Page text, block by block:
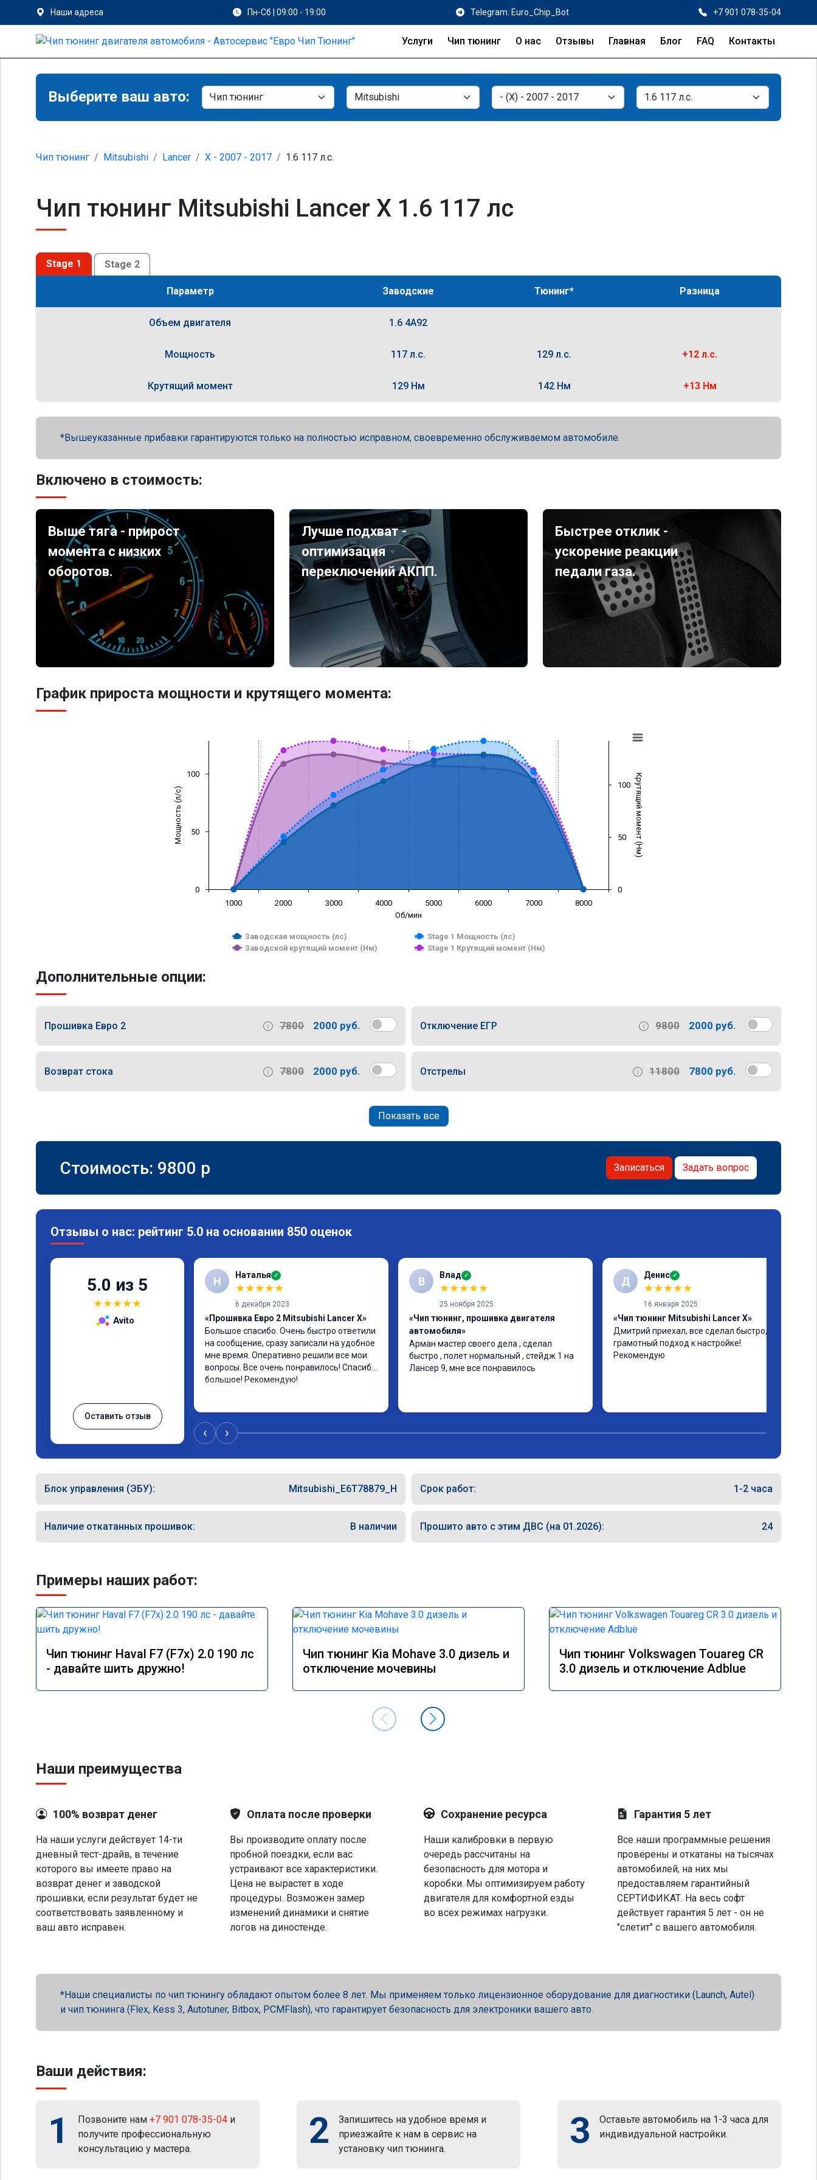
Наши адреса Пн-Сб | 09:00 - 19:00 Telegram: Euro_Chip_Bot +7 901 078-35-04
Услуги Чип тюнинг О нас Отзывы Главная Блог FAQ Контакты
Выберите ваш авто:
Чип тюнинг Mitsubishi Lancer X - 2007 - 2017 1.6 117 л.с.
Чип тюнинг Mitsubishi Lancer X 1.6 117 лс
Stage 1 Stage 2
Параметр Заводские Тюнинг* Разница
Объем двигателя 1.6 4A92
Мощность 117 л.с. 129 л.с. +12 л.с.
Крутящий момент 129 Нм 142 Нм +13 Нм
Вышеуказанные прибавки гарантируются только на полностью исправном, своевременно обслуживаемом автомобиле.
Включено в стоимость:
Выше тяга - прирост
момента с низких
оборотов.
Лучше подхват -
оптимизация
переключений АКПП.
Быстрее отклик -
ускорение реакции
педали газа.
График прироста мощности и крутящего момента:
Об/мин
Мощность (л/с) Крутящий момент (Нм)
Заводская мощность (лс)
Stage 1 Мощность (лс)
Заводской крутящий момент (Нм)
Stage 1 Крутящий момент (Нм)
1000 2000 3000 4000 5000 6000 7000 8000
0
50
100
0
50
100
Дополнительные опции:
Прошивка Евро 2 7800 2000 руб. Отключение ЕГР 9800 2000 руб.
Возврат стока 7800 2000 руб. Отстрелы 11800 7800 руб.
Показать все
Стоимость: 9800 p Записаться Задать вопрос
Отзывы о нас: рейтинг 5.0 на основании 850 оценок
5.0 из 5
★★★★★
Avito
Оставить отзыв
Н Наталья ✓
★★★★★
6 декабря 2023
«Прошивка Евро 2 Mitsubishi Lancer X»
Большое спасибо. Очень быстро ответили
на сообщение, сразу записали на удобное
мне время. Оперативно решили все мои
вопросы. Все очень понравилось! Спасибо
большое! Рекомендую!
В Влад ✓
★★★★★
25 ноября 2025
«Чип тюнинг, прошивка двигателя
автомобиля»
Арман мастер своего дела , сделал
быстро , полет нормальный , стейдж 1 на
Лансер 9, мне все понравилось
Д Денис ✓
★★★★★
16 января 2025
«Чип тюнинг Mitsubishi Lancer X»
Дмитрий приехал, все сделал быстро,
грамотный подход к настройке!
Рекомендую
‹ ›
Блок управления (ЭБУ): Mitsubishi_E6T78879_H Срок работ: 1-2 часа
Наличие откатанных прошивок: В наличии Прошито авто с этим ДВС (на 01.2026): 24
Примеры наших работ:
Чип тюнинг Haval F7 (F7x) 2.0 190 лс
- давайте шить дружно!
Чип тюнинг Kia Mohave 3.0 дизель и
отключение мочевины
Чип тюнинг Volkswagen Touareg CR
3.0 дизель и отключение Adblue
Наши преимущества
100% возврат денег
На наши услуги действует 14-ти
дневный тест-драйв, в течение
которого вы имеете право на
возврат денег и заводской
прошивки, если результат будет не
соответствовать заявленному и
ваш авто исправен.
Оплата после проверки
Вы производите оплату после
пробной поездки, если вас
устраивают все характеристики.
Цена не вырастет в ходе
процедуры. Возможен замер
изменений динамики и снятие
логов на диностенде.
Сохранение ресурса
Наши калибровки в первую
очередь рассчитаны на
безопасность для мотора и
коробки. Мы оптимизируем работу
двигателя для комфортной езды
во всех режимах нагрузки.
Гарантия 5 лет
Все наши программные решения
проверены и откатаны на тысячах
автомобилей, на них мы
предоставляем гарантийный
СЕРТИФИКАТ. На весь софт
действует гарантия 5 лет - он не
"слетит" с вашего автомобиля.
Наши специалисты по чип тюнингу обладают опытом более 8 лет. Мы применяем только лицензионное оборудование для диагностики (Launch, Autel)
и чип тюнинга (Flex, Kess 3, Autotuner, Bitbox, PCMFlash), что гарантирует безопасность для электроники вашего авто.
Ваши действия:
1 Позвоните нам +7 901 078-35-04 и
получите профессиональную
консультацию у мастера.
2
Запишитесь на удобное время и
приезжайте к нам в сервис на
установку чип тюнинга.
3
Оставьте автомобиль на 1-3 часа для
индивидуальной настройки.